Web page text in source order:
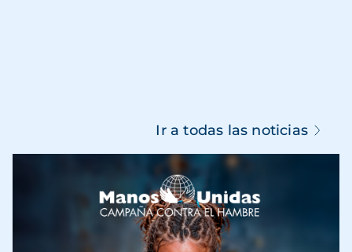
Ir a todas las noticias